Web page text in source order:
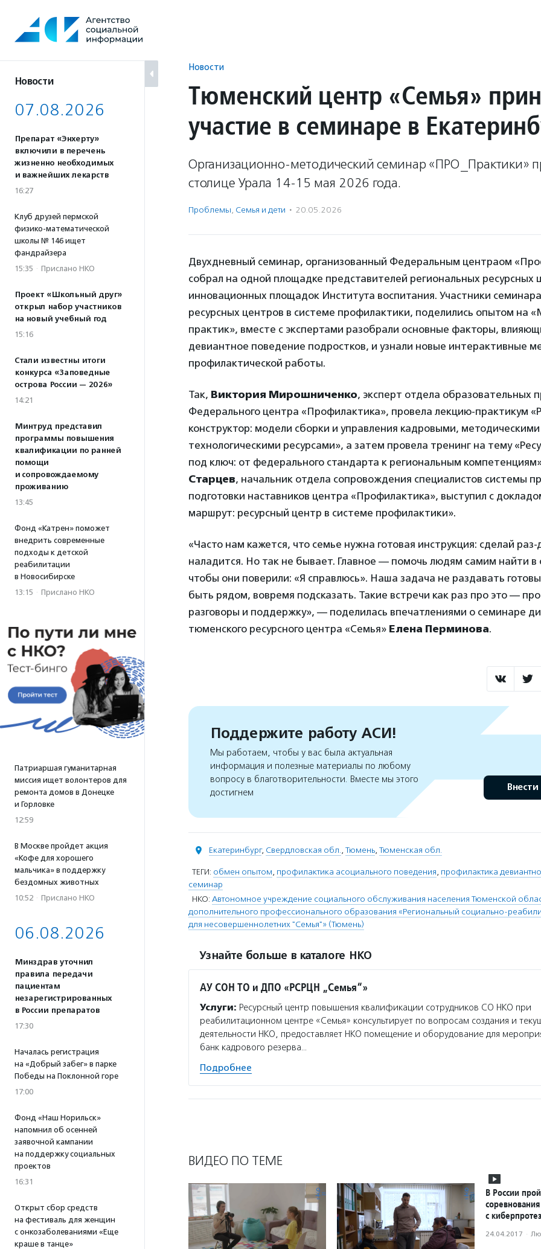
содержанию
Новости
07.08.2026
Препарат «Энхерту»
включили в перечень
жизненно необходимых
и важнейших лекарств
16:27
Клуб друзей пермской
физико-математической
школы № 146 ищет
фандрайзера
15:35 · Прислано НКО
Проект «Школьный друг»
открыл набор участников
на новый учебный год
15:16
Стали известны итоги
конкурса «Заповедные
острова России — 2026»
14:21
Минтруд представил
программы повышения
квалификации по ранней
помощи
и сопровождаемому
проживанию
13:45
Фонд «Катрен» поможет
внедрить современные
подходы к детской
реабилитации
в Новосибирске
13:15 · Прислано НКО
Патриаршая гуманитарная
миссия ищет волонтеров для
ремонта домов в Донецке
и Горловке
12:59
В Москве пройдет акция
«Кофе для хорошего
мальчика» в поддержку
бездомных животных
10:52 · Прислано НКО
06.08.2026
Минздрав уточнил
правила передачи
пациентам
незарегистрированных
в России препаратов
17:30
Началась регистрация
на «Добрый забег» в парке
Победы на Поклонной горе
17:00
Фонд «Наш Норильск»
напомнил об осенней
заявочной кампании
на поддержку социальных
проектов
16:31
Открыт сбор средств
на фестиваль для женщин
с онкозаболеваниями «Еще
краше в танце»
Новости
Тюменский центр «Семья»
участие в cеминаре в
Организационно-методический семинар «ПРО_Практики»
столице Урала 14-15 мая 2026 года.
Проблемы, Семья и дети · 20.05.2026
Двухдневный семинар, организованный Федеральным центраом
собрал на одной площадке представителей региональных ресурсных
инновационных площадок Института воспитания. Участники
ресурсных центров в системе профилактики, поделились опытом на
практик», вместе с экспертами разобрали основные факторы,
девиантное поведение подростков, и узнали новые интерактивные
профилактической работы.
Так, Виктория Мирошниченко, эксперт отдела образовательных
Федерального центра «Профилактика», провела лекцию-практикум
конструктор: модели сборки и управления кадровыми,
технологическими ресурсами», а затем провела тренинг на тему
под ключ: от федерального стандарта к региональным
Старцев, начальник отдела сопровождения специалистов системы
подготовки наставников центра «Профилактика», выступил с
маршрут: ресурсный центр в системе профилактики».
«Часто нам кажется, что семье нужна готовая инструкция: сделай
наладится. Но так не бывает. Главное — помочь людям самим найти в
чтобы они поверили: «Я справлюсь». Наша задача не раздавать
быть рядом, вовремя подсказать. Такие встречи как раз про это —
разговоры и поддержку», — поделилась впечатлениями о семинаре
тюменского ресурсного центра «Семья» Елена Перминова.
Поддержите работу АСИ!
Мы работаем, чтобы у вас была актуальная
информация и полезные материалы по любому
вопросу в благотворительности. Вместе мы этого
достигнем
Внести
Екатеринбург, Свердловская обл., Тюмень, Тюменская обл.
ТЕГИ: обмен опытом, профилактика асоциального поведения, профилактика
семинар
НКО: Автономное учреждение социального обслуживания населения Тюменской
дополнительного профессионального образования «Региональный социально-
для несовершеннолетних "Семья"» (Тюмень)
Узнайте больше в каталоге НКО
АУ СОН ТО и ДПО «РСРЦН „Семья“»
Услуги: Ресурсный центр повышения квалификации сотрудников СО НКО при
реабилитационном центре «Семья» консультирует по вопросам создания и
деятельности НКО, предоставляет НКО помещение и оборудование для
банк кадрового резерва…
Подробнее
ВИДЕО ПО ТЕМЕ
В России
с
24.04.2017 ·